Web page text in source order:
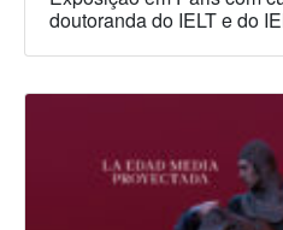
doutoranda do IELT e do